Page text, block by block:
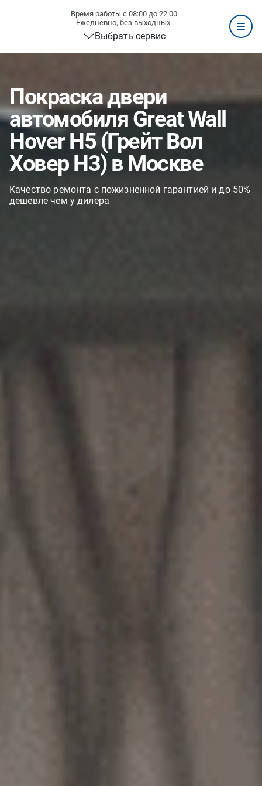
Время работы с 08:00 до 22:00
Ежедневно, без выходных.
Выбрать сервис
Покраска двери
автомобиля Great Wall
Hover H5 (Грейт Вол
Ховер H3) в Москве
Качество ремонта с пожизненной гарантией и до 50%
дешевле чем у дилера